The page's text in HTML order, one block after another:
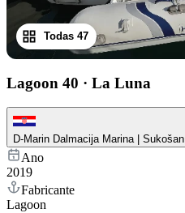
Todas 47
Lagoon 40 · La Luna
D-Marin Dalmacija Marina | Sukošan
Ano
2019
Fabricante
Lagoon